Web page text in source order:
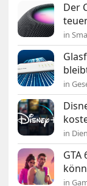
Der
in
in
in
GTA
in